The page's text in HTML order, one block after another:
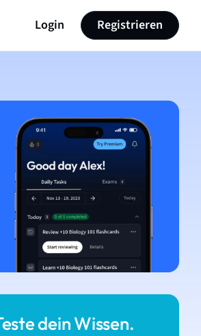
Login Registrieren
dein Wissen.